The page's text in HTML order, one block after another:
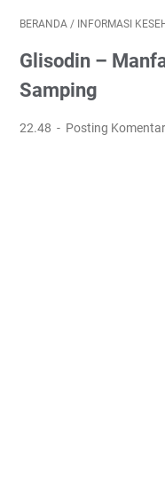
BERANDA / INFORMASI
Glisodin –
Samping
22.48 Posting Komentar